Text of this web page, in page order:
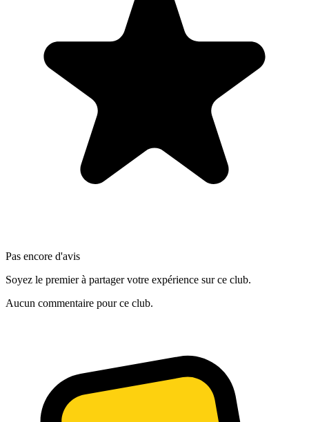
Pas encore d'avis
Soyez le premier à partager votre expérience sur ce club.
Aucun commentaire pour ce club.